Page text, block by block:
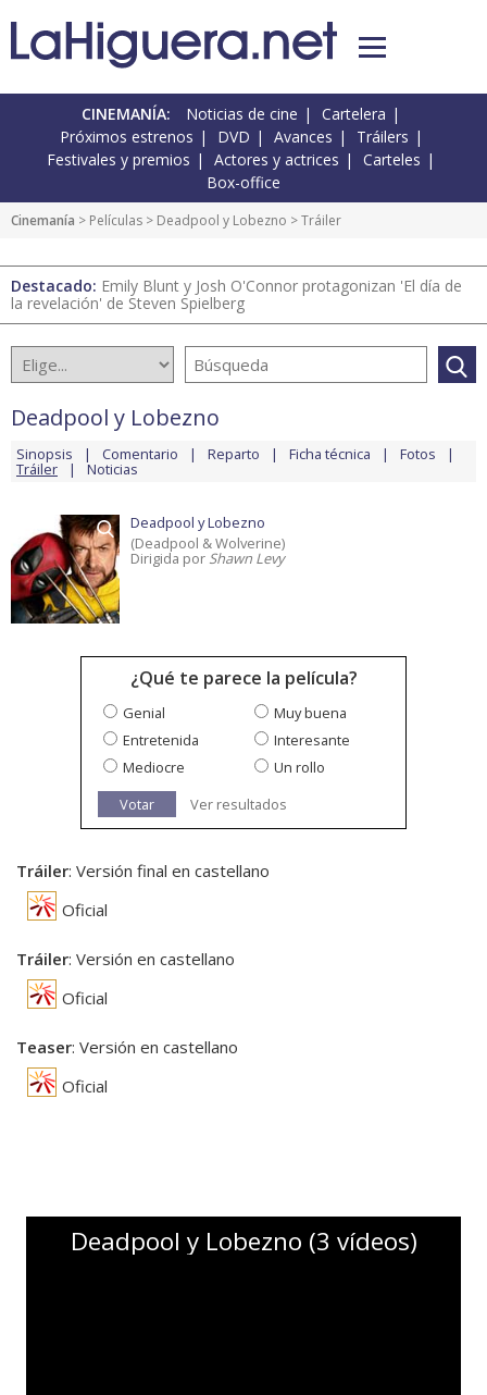
CINEMANÍA: Noticias de cine
Cartelera
Próximos estrenos
DVD Avances
Tráilers
Festivales y premios
Actores y actrices
Carteles
Box-office
Cinemanía > Películas > Deadpool y Lobezno > Tráiler
Destacado: Emily Blunt y Josh O'Connor protagonizan 'El día de
la revelación' de Steven Spielberg
Deadpool y Lobezno
Sinopsis Comentario Reparto Ficha técnica Fotos
Tráiler Noticias
Deadpool y Lobezno
(Deadpool & Wolverine)
Dirigida por Shawn Levy
¿Qué te parece la película?
Genial
Muy buena
Entretenida
Interesante
Mediocre
Un rollo
Votar
Ver resultados
Tráiler: Versión final en castellano
Oficial
Tráiler: Versión en castellano
Oficial
Teaser: Versión en castellano
Oficial
Deadpool y Lobezno (3 vídeos)